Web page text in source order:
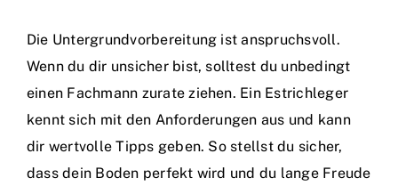
Die Untergrundvorbereitung ist anspruchsvoll.
Wenn du dir unsicher bist, solltest du unbedingt
einen Fachmann zurate ziehen. Ein Estrichleger
kennt sich mit den Anforderungen aus und kann
dir wertvolle Tipps geben. So stellst du sicher,
dass dein Boden perfekt wird und du lange Freude